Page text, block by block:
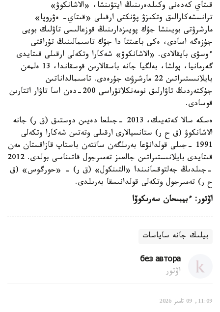
قىتاي كەدەنى وكىلدەرىنىڭ ايتۋىنشا، «الاشانكوۋ»
ترانسشەكارالىق وتكىزۋ پۋنكتى ارقىلى «قىتاي- ەۋروپا»
مارشرۋتى بويىنشا جۇك پويىزدارىنىڭ قوزعالىسى تاۋلىك بويى
جۇزەگە اسادى، ەكى باعىتتا دا جۇك تاسىمالىنىڭ تۇراقتى
ءوسۋى بايقالادى. «الاشانكوۋ» شەكارا وتكەلى ارقىلى قىتايدى
گەرمانيا، پولشا، بەلگيا جانە باسقالارىن قوسقاندا، 13 ەلمەن
بايلانىستىراتىن 22 مارشرۋت جۇرەدى. تاسىمالداناتىن
جۇكتەردىڭ تاۋارلىق نومەنكلاتۋراسى 200-دەن اسا تاۋار اتتارىن
قوسادى.
ەسكە سالا كەتەيىك، 2013 -جىلعا دەيىن دوستىق (ق ر) جانە
الاشانكوۋ (ق ح ر) ستانسيالارى ارقىلى وتەتىن شەكارا وتكەلى
1991 -جىلى قولدانۋعا بەرىلگەن ساتتەن باستاپ قازاقستان مەن
قىتايدى بايلانىستىراتىن جالعىز تەمىرجول قاتىناسى بولدى. 2012
-جىلدىڭ جەلتوقسانىندا «التىنكول» (ق ر) - «حورگوس» (ق
ح ر) تەمىرجول وتكەلى قولدانىسقا بەرىلدى.
اۆتور: ءبيبىحان سەرىكوۆا
بيلىك جانە ساياسات
без автора
اۆتور
11:09, 09 تامىز 2026